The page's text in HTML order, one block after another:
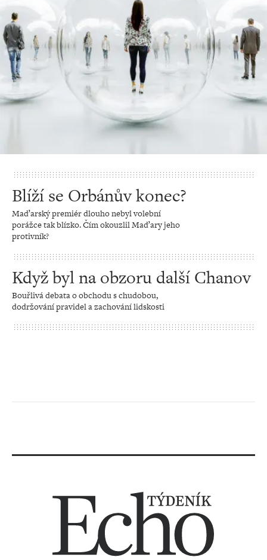
Blíží se Orbánův konec?
Maďarský premiér dlouho nebyl volební
porážce tak blízko. Čím okouzlil Maďary jeho
protivník?
Když byl na obzoru další Chanov
Bouřlivá debata o obchodu s chudobou,
dodržování pravidel a zachování lidskosti